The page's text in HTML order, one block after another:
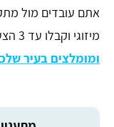
אתם עובדים מול
מיזוגי וקבלו עד 3 הצעות מחיר
ומומלצים בעיר